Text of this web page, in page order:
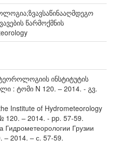
წარმოქმნის
ინსტიტუტის
: ტომი N 120. – 2014. - გვ.
Institute of Hydrometeorology
120. – 2014. - pp. 57-59.
Гидрометеорологии Грузии
– 2014. – с. 57-59.